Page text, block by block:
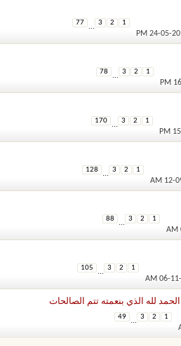
1
2
3
...
77
1
2
3
...
78
1
2
3
...
170
1
2
3
...
128
1
2
3
...
88
1
2
3
...
105
لله الذي بنعمته تتم الصالحات
1
2
3
...
49